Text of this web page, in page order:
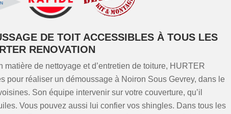
DE TOIT ACCESSIBLES À TOUS LES
RENOVATION
matière de nettoyage et d’entretien de toiture, HURTER
pour réaliser un démoussage à Noiron Sous Gevrey, dans le
Son équipe intervenir sur votre couverture, qu’il
Vous pouvez aussi lui confier vos shingles. Dans tous les